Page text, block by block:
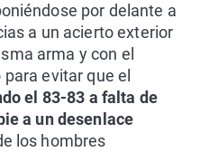
por delante a
a un acierto exterior
arma y con el
evitar que el
el 83-83 a falta de
a un desenlace
los hombres